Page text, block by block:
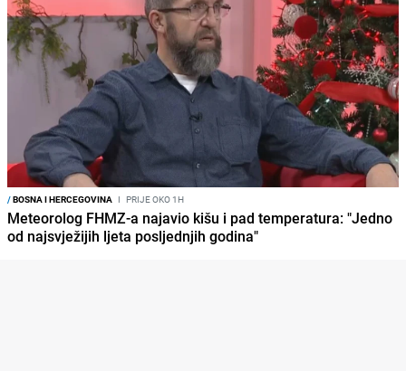
/BOSNA I HERCEGOVINA I PRIJE OKO 1H
Meteorolog FHMZ-a najavio kišu i pad temperatura: "Jedno
od najsvježijih ljeta posljednjih godina"